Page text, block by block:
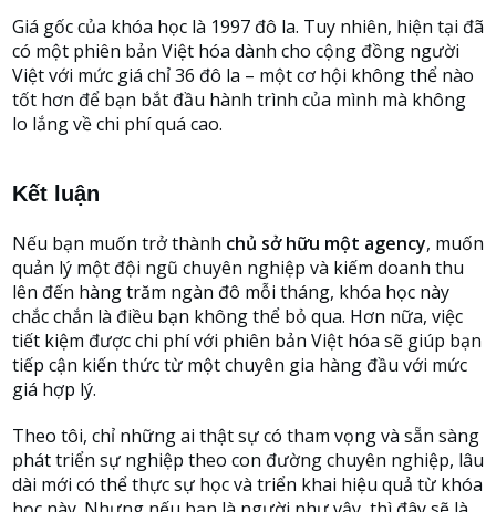
Giá gốc của khóa học là 1997 đô la. Tuy nhiên, hiện tại đã
có một phiên bản Việt hóa dành cho cộng đồng người
Việt với mức giá chỉ 36 đô la – một cơ hội không thể nào
tốt hơn để bạn bắt đầu hành trình của mình mà không
lo lắng về chi phí quá cao.
Kết luận
Nếu bạn muốn trở thành chủ sở hữu một agency, muốn
quản lý một đội ngũ chuyên nghiệp và kiếm doanh thu
lên đến hàng trăm ngàn đô mỗi tháng, khóa học này
chắc chắn là điều bạn không thể bỏ qua. Hơn nữa, việc
tiết kiệm được chi phí với phiên bản Việt hóa sẽ giúp bạn
tiếp cận kiến thức từ một chuyên gia hàng đầu với mức
giá hợp lý.
Theo tôi, chỉ những ai thật sự có tham vọng và sẵn sàng
phát triển sự nghiệp theo con đường chuyên nghiệp, lâu
dài mới có thể thực sự học và triển khai hiệu quả từ khóa